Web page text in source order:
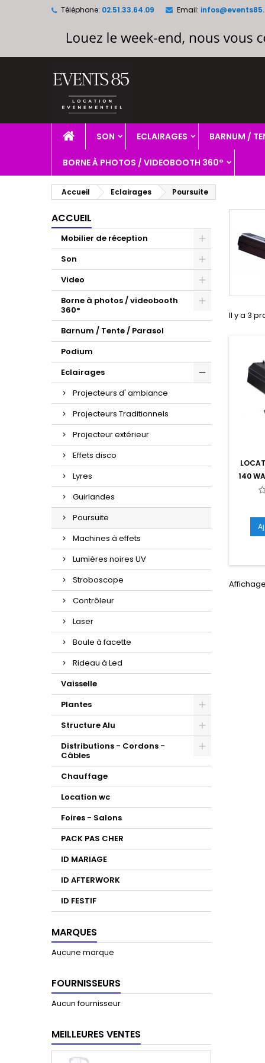
Téléphone: 02.51.33.64.09 Email:
SON ECLAIRAGES BARNUM /
BORNE À PHOTOS / VIDEOBOOTH 360°
Accueil Eclairages Poursuite
ACCUEIL
Mobilier de réception
Son
Video
Borne à photos / videobooth
360°
Barnum / Tente / Parasol
Podium
Eclairages
Projecteurs d' ambiance
Projecteurs Traditionnels
Projecteur extérieur
Effets disco
Lyres
Guirlandes
Poursuite
Machines à effets
Lumières noires UV
Stroboscope
Contrôleur
Laser
Boule à facette
Rideau à Led
Vaisselle
Plantes
Structure Alu
Distributions - Cordons -
Câbles
Chauffage
Location wc
Foires - Salons
PACK PAS CHER
ID MARIAGE
ID AFTERWORK
ID FESTIF
MARQUES
Aucune marque
FOURNISSEURS
Aucun fournisseur
MEILLEURES VENTES
Il y a 3
140